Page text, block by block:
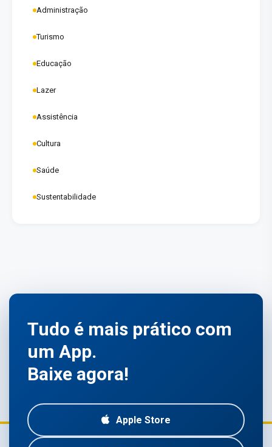
Administração
Turismo
Educação
Lazer
Assistência
Cultura
Saúde
Sustentabilidade
Tudo é mais prático com
um App.
Baixe agora!
Apple Store